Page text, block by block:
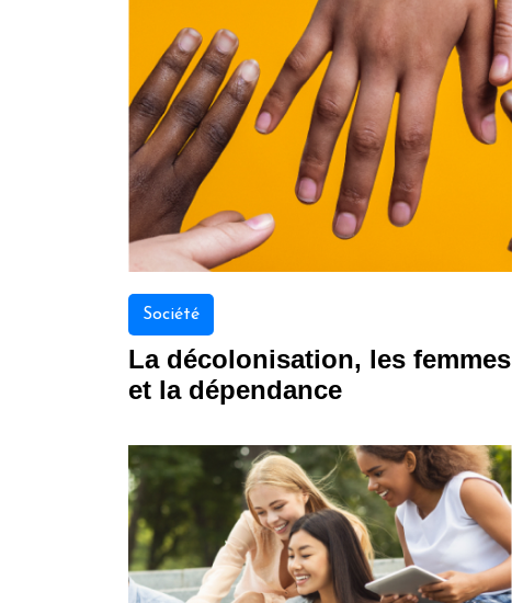
Société
La décolonisation, les femmes
et la dépendance